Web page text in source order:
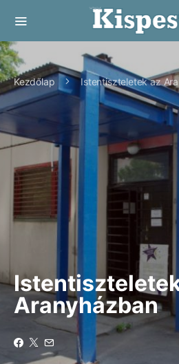
Kezdőlap Istentiszteletek az
Aranyházban